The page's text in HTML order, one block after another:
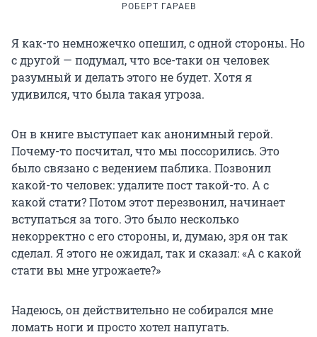
РОБЕРТ ГАРАЕВ
Я как-то немножечко опешил, с одной стороны. Но
с другой — подумал, что все-таки он человек
разумный и делать этого не будет. Хотя я
удивился, что была такая угроза.
Он в книге выступает как анонимный герой.
Почему-то посчитал, что мы поссорились. Это
было связано с ведением паблика. Позвонил
какой-то человек: удалите пост такой-то. А с
какой стати? Потом этот перезвонил, начинает
вступаться за того. Это было несколько
некорректно с его стороны, и, думаю, зря он так
сделал. Я этого не ожидал, так и сказал: «А с какой
стати вы мне угрожаете?»
Надеюсь, он действительно не собирался мне
ломать ноги и просто хотел напугать.